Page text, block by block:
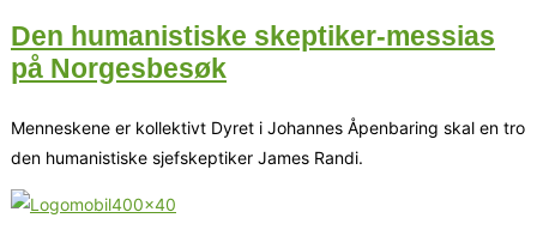
Den humanistiske skeptiker-messias
på Norgesbesøk
Menneskene er kollektivt Dyret i Johannes Åpenbaring skal en tro
den humanistiske sjefskeptiker James Randi.